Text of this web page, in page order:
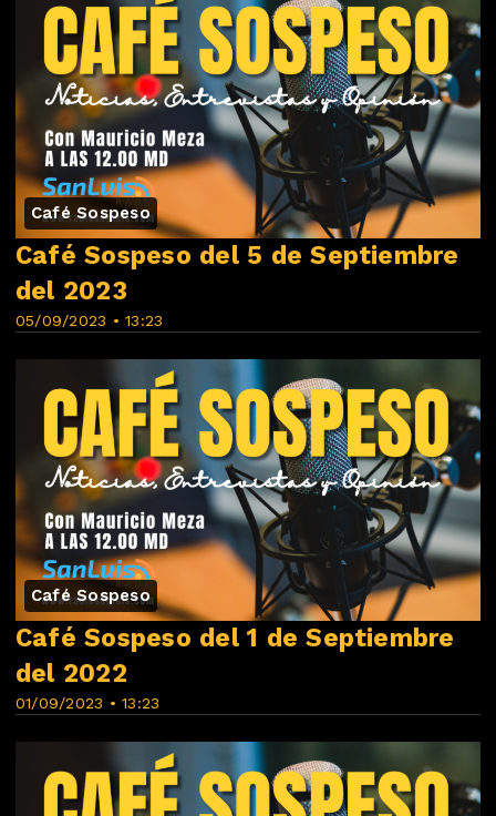
Café Sospeso
05/09/2023 • 13:23
Café Sospeso del 5 de Septiembre
del 2023
Café Sospeso
01/09/2023 • 13:23
Café Sospeso del 1 de Septiembre
del 2022